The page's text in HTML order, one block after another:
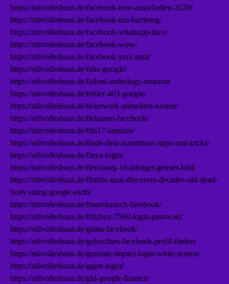
https://stilvolleshaus.de/facebook-tone-ausschalten-2020/
https://stilvolleshaus.de/facebook-uni-bamberg/
https://stilvolleshaus.de/facebook-whatsapp-face/
https://stilvolleshaus.de/facebook-wow/
https://stilvolleshaus.de/facebook-yeni-ismi/
https://stilvolleshaus.de/fake-google/
https://stilvolleshaus.de/fallout-anthology-amazon/
https://stilvolleshaus.de/fehler-403-google/
https://stilvolleshaus.de/feuerwerk-anmelden-kosten/
https://stilvolleshaus.de/fielmann-facebook/
https://stilvolleshaus.de/fifa17-amazon/
https://stilvolleshaus.de/finde-dein-traumhaus-tipps-und-tricks/
https://stilvolleshaus.de/finya-login/
https://stilvolleshaus.de/flensburg-16-jahriger-getotet-bild/
https://stilvolleshaus.de/florida-man-discovers-decades-old-dead-
body-using-google-earth/
https://stilvolleshaus.de/frauentausch-facebook/
https://stilvolleshaus.de/fritzbox-7590-login-passwort/
https://stilvolleshaus.de/gdata-facebook/
https://stilvolleshaus.de/geloschtes-facebook-profil-finden/
https://stilvolleshaus.de/genshin-impact-login-white-screen/
https://stilvolleshaus.de/ggmt-login/
https://stilvolleshaus.de/gld-google-finance/